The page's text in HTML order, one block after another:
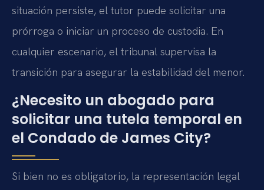
situación persiste, el tutor puede solicitar una
prórroga o iniciar un proceso de custodia. En
cualquier escenario, el tribunal supervisa la
transición para asegurar la estabilidad del menor.
¿Necesito un abogado para
solicitar una tutela temporal en
el Condado de James City?
Si bien no es obligatorio, la representación legal